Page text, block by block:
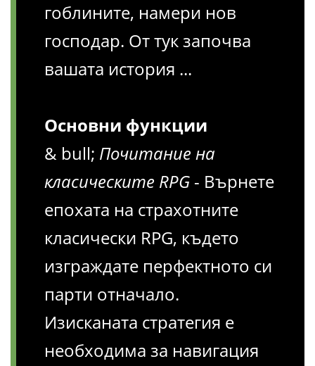
гоблините, намери нов
господар. От тук започва
вашата история ...
Основни функции
& bull; Почитание на
класическите RPG - Върнете
епохата на страхотните
класически RPG, където
изграждате перфектното си
парти отначало.
Изисканата стратегия е
необходима за навигация